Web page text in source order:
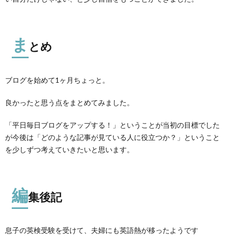
ま とめ
ブログを始めて1ヶ月ちょっと。
良かったと思う点をまとめてみました。
「平日毎日ブログをアップする！」ということが当初の目標でした
が今後は「どのような記事が見ている人に役立つか？」ということ
を少しずつ考えていきたいと思います。
編集後記
息子の英検受験を受けて、夫婦にも英語熱が移ったようです